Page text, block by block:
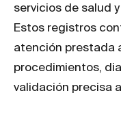
servicios de salud
Estos registros
atención prestada
procedimientos,
validación precisa